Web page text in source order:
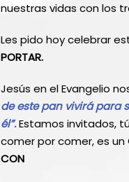
nuestras vidas con los
Les pido hoy celebrar
PORTAR.
Jesús en el Evangelio
de este pan vivirá para
él”.Estamos invitados,
comer por comer, es un
CON